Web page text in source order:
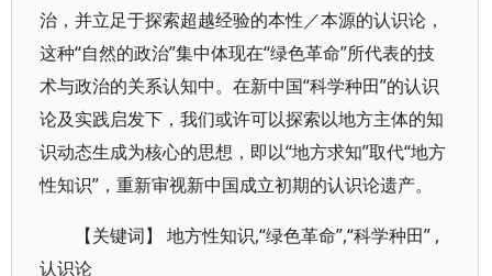
治，并立足于探索超越经验的本性／本源的认识论，
这种“自然的政治”集中体现在“绿色革命”所代表的技
术与政治的关系认知中。在新中国“科学种田”的认识
论及实践启发下，我们或许可以探索以地方主体的知
识动态生成为核心的思想，即以“地方求知”取代“地方
性知识”，重新审视新中国成立初期的认识论遗产。
【关键词】 地方性知识,“绿色革命”,“科学种田” ,
认识论